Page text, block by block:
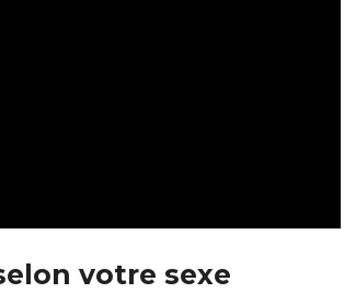
votre sexe